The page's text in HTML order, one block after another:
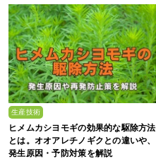
生産技術
ヒメムカシヨモギの効果的な駆除方法
とは。オオアレチノギクとの違いや、
発生原因・予防対策を解説